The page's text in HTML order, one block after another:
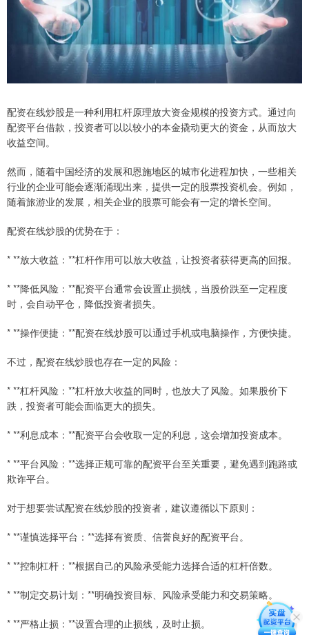
配资在线炒股是一种利用杠杆原理放大资金规模的投资方式。通过向
配资平台借款，投资者可以以较小的本金撬动更大的资金，从而放大
收益空间。
然而，随着中国经济的发展和恩施地区的城市化进程加快，一些相关
行业的企业可能会逐渐涌现出来，提供一定的股票投资机会。例如，
随着旅游业的发展，相关企业的股票可能会有一定的增长空间。
配资在线炒股的优势在于：
* **放大收益：**杠杆作用可以放大收益，让投资者获得更高的回报。
* **降低风险：**配资平台通常会设置止损线，当股价跌至一定程度
时，会自动平仓，降低投资者损失。
* **操作便捷：**配资在线炒股可以通过手机或电脑操作，方便快捷。
不过，配资在线炒股也存在一定的风险：
* **杠杆风险：**杠杆放大收益的同时，也放大了风险。如果股价下
跌，投资者可能会面临更大的损失。
* **利息成本：**配资平台会收取一定的利息，这会增加投资成本。
* **平台风险：**选择正规可靠的配资平台至关重要，避免遇到跑路或
欺诈平台。
对于想要尝试配资在线炒股的投资者，建议遵循以下原则：
* **谨慎选择平台：**选择有资质、信誉良好的配资平台。
* **控制杠杆：**根据自己的风险承受能力选择合适的杠杆倍数。
* **制定交易计划：**明确投资目标、风险承受能力和交易策略。
* **严格止损：**设置合理的止损线，及时止损。